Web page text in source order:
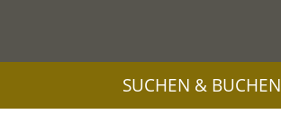
SUCHEN & BUCHEN